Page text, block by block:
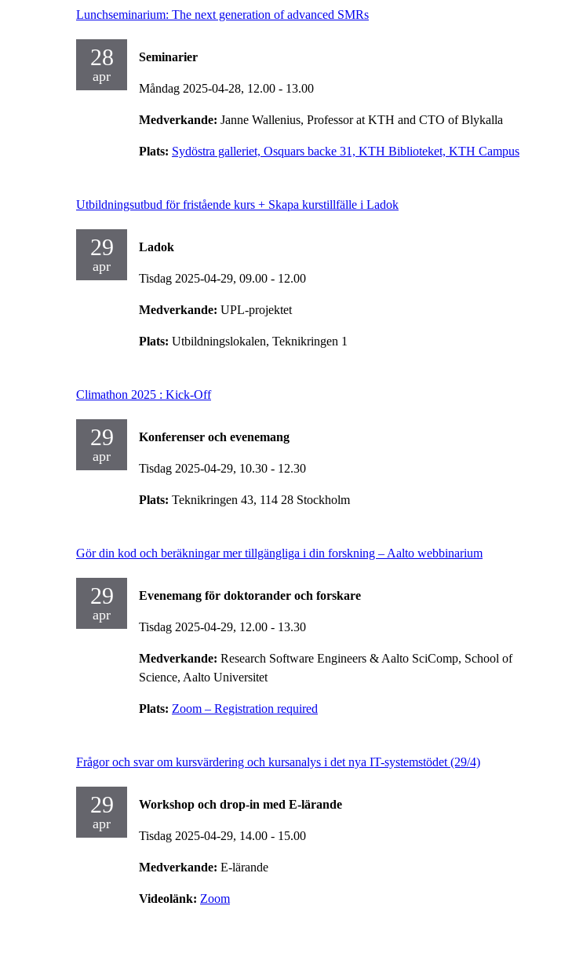
Lunchseminarium: The next generation of advanced SMRs
28
apr
Seminarier
Måndag 2025-04-28, 12.00 - 13.00
Medverkande: Janne Wallenius, Professor at KTH and CTO of Blykalla
Plats: Sydöstra galleriet, Osquars backe 31, KTH Biblioteket, KTH Campus
Utbildningsutbud för fristående kurs + Skapa kurstillfälle i Ladok
29
apr
Ladok
Tisdag 2025-04-29, 09.00 - 12.00
Medverkande: UPL-projektet
Plats: Utbildningslokalen, Teknikringen 1
Climathon 2025 : Kick-Off
29
apr
Konferenser och evenemang
Tisdag 2025-04-29, 10.30 - 12.30
Plats: Teknikringen 43, 114 28 Stockholm
Gör din kod och beräkningar mer tillgängliga i din forskning – Aalto webbinarium
29
apr
Evenemang för doktorander och forskare
Tisdag 2025-04-29, 12.00 - 13.30
Medverkande: Research Software Engineers & Aalto SciComp, School of
Science, Aalto Universitet
Plats: Zoom – Registration required
Frågor och svar om kursvärdering och kursanalys i det nya IT-systemstödet (29/4)
29
apr
Workshop och drop-in med E-lärande
Tisdag 2025-04-29, 14.00 - 15.00
Medverkande: E-lärande
Videolänk: Zoom